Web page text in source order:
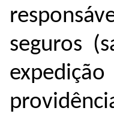
seguros